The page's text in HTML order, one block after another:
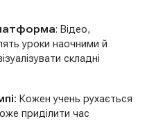
: Відео,
уроки наочними й
складні
Кожен учень рухається
приділити час